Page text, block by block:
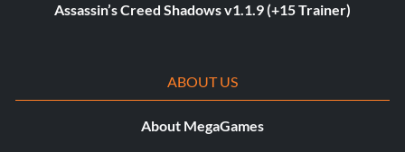
Assassin’s Creed Shadows v1.1.9 (+15 Trainer)
ABOUT US
About MegaGames